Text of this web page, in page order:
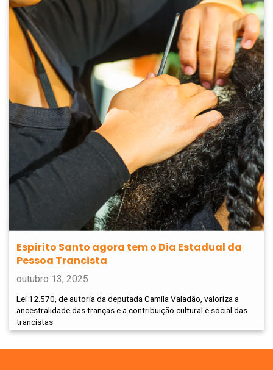
Espírito Santo agora tem o Dia Estadual da
Pessoa Trancista
outubro 13, 2025
Lei 12.570, de autoria da deputada Camila Valadão, valoriza a
ancestralidade das tranças e a contribuição cultural e social das
trancistas